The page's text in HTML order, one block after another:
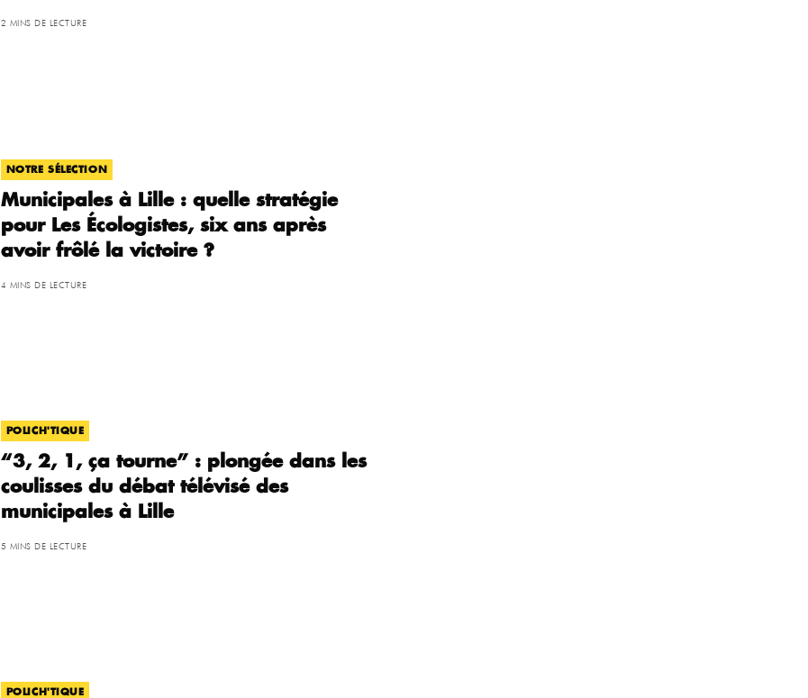
2 MINS DE LECTURE
NOTRE SÉLECTION
Municipales à Lille : quelle stratégie
pour Les Écologistes, six ans après
avoir frôlé la victoire ?
4 MINS DE LECTURE
POLICH'TIQUE
“3, 2, 1, ça tourne” : plongée dans les
coulisses du débat télévisé des
municipales à Lille
5 MINS DE LECTURE
POLICH'TIQUE